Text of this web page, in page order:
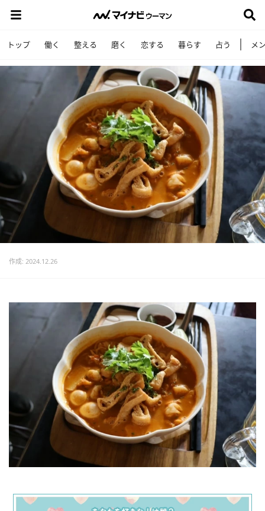
トップ 働く 整える 磨く 恋する 暮らす 占う メ
作成: 2024.12.26